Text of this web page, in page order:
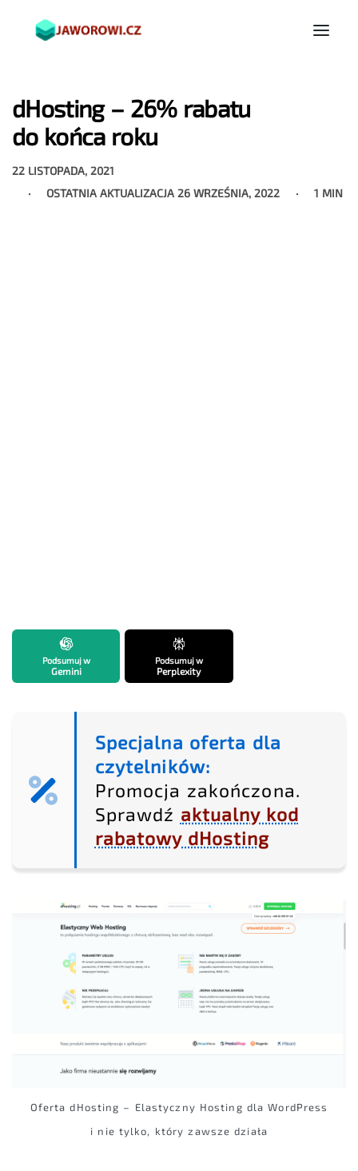
dHosting – 26% rabatu
do końca roku
22 LISTOPADA, 2021
OSTATNIA AKTUALIZACJA 26 WRZEŚNIA, 2022 1 MIN
Podsumuj w
Gemini
Podsumuj w
Perplexity
Specjalna oferta dla
czytelników:
Promocja zakończona.
Sprawdź aktualny kod
rabatowy dHosting
Oferta dHosting – Elastyczny Hosting dla WordPress
i nie tylko, który zawsze działa